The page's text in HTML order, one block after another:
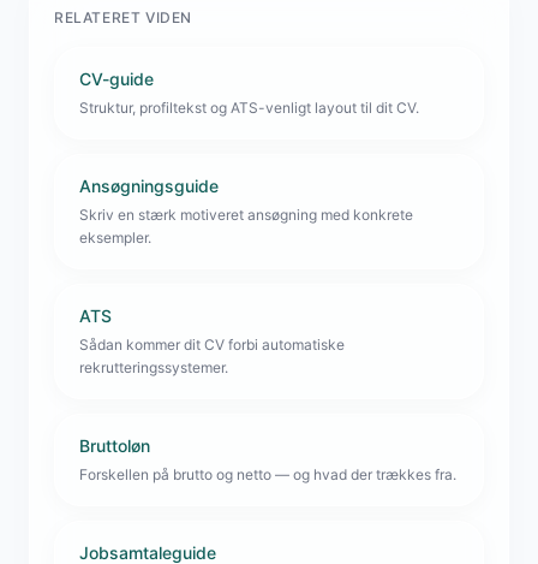
RELATERET VIDEN
CV-guide
Struktur, profiltekst og ATS-venligt layout til dit CV.
Ansøgningsguide
Skriv en stærk motiveret ansøgning med konkrete
eksempler.
ATS
Sådan kommer dit CV forbi automatiske
rekrutteringssystemer.
Bruttoløn
Forskellen på brutto og netto — og hvad der trækkes fra.
Jobsamtaleguide